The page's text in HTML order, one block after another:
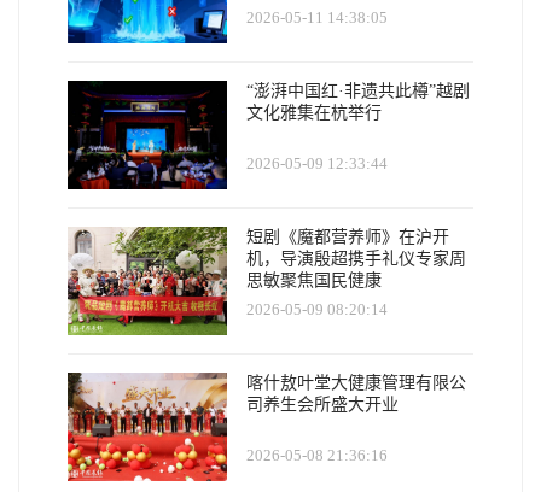
2026-05-11 14:38:05
“澎湃中国红·非遗共此樽”越剧
文化雅集在杭举行
2026-05-09 12:33:44
短剧《魔都营养师》在沪开
机，导演殷超携手礼仪专家周
思敏聚焦国民健康
2026-05-09 08:20:14
喀什敖叶堂大健康管理有限公
司养生会所盛大开业
2026-05-08 21:36:16